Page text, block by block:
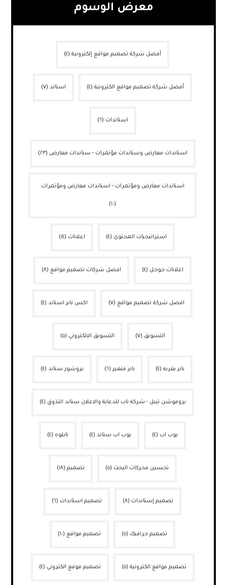
معرض الوسوم
أفضل شركة تصميم مواقع إلكترونية (٤)
أفضل شركة تصميم مواقع الكترونية (٤) استاند (٧)
استاندات (٦)
استاندات معارض وستاندات مؤتمرات - ستاندات معارض (٢٣)
استاندات معارض ومؤتمرات - استاندات معارض ومؤتمرات
(١٠)
استراتيجيات المحتوى (٤) اعلانات (١٤)
اعلانات جوجل (٤) افضل شركات تصميم مواقع (٨)
افضل شركة تصميم مواقع (٧) اكس بانر استاند (٤)
التسويق (٧) التسويق الالكتروني (٥)
بانر بقربه (٤) بانر متغير (٦) بروشور ستاند (٤)
بروموشن تيبل - شركة ناب للدعاية والاعلان ستاند التذوق (٤)
بوب اب (٤) بوب اب ستاند (٤) تابلوه (٤)
تحسين محركات البحث (٥) تصميم (١٨)
تصميم إستاندات (٨) تصميم استاندات (٦)
تصميم جرافيك (٥) تصميم مواقع (١٠)
تصميم مواقع الكترونية (٥) تصميم موقع الكتروني (٤)